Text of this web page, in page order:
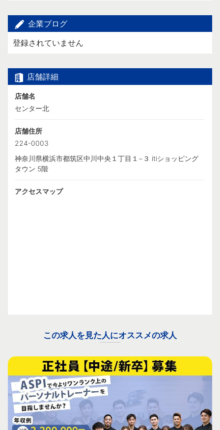
企業ブログ
登録されていません
店舗詳細
店舗名
センター北
店舗住所
224-0003
神奈川県横浜市都筑区中川中央１丁目１−３ itiショッピング
タウン 5階
アクセスマップ
この求人を見た人にオススメの求人